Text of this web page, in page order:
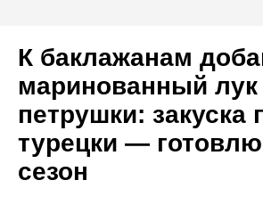
К баклажанам
маринованный лук
петрушки: закуска
турецки —
сезон